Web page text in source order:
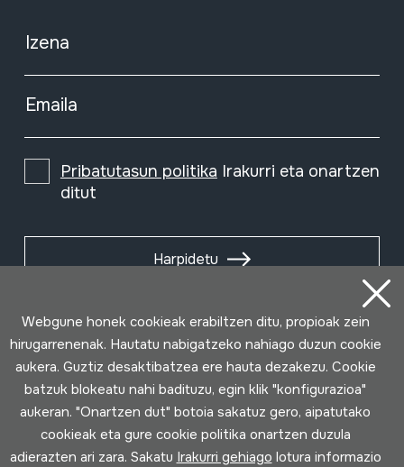
Izena
Emaila
Pribatutasun politika Irakurri eta onartzen
ditut
Harpidetu
Webgune honek cookieak erabiltzen ditu, propioak zein
hirugarrenenak. Hautatu nabigatzeko nahiago duzun cookie
aukera. Guztiz desaktibatzea ere hauta dezakezu. Cookie
batzuk blokeatu nahi badituzu, egin klik "konfigurazioa"
aukeran. "Onartzen dut" botoia sakatuz gero, aipatutako
cookieak eta gure cookie politika onartzen duzula
adierazten ari zara. Sakatu Irakurri gehiago lotura informazio